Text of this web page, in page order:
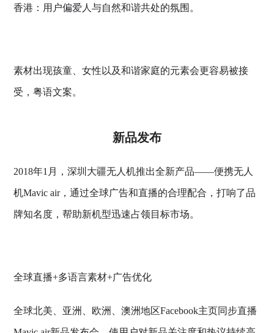
香港：用户偏爱人与自然和谐共处的氛围。
素材出现孩童、女性以及和谐家庭的元素会更容易被接
受，粤语文案。
新品发布
2018年1月，深圳大疆无人机推出全新产品——便携无人
机Mavic air，通过全球广告和直播的合理配合，打响了品
牌知名度，帮助新机型迅速占领目标市场。
全球直播+多语言素材+广告优化
全球北美、亚洲、欧洲、澳洲地区Facebook主页同步直播